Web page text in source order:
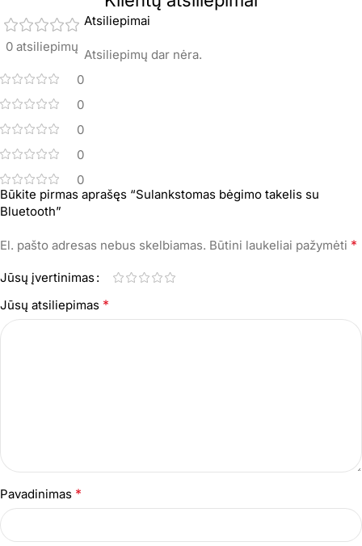
0 atsiliepimų
0
0
0
0
0
Atsiliepimai
Atsiliepimų dar nėra.
Būkite pirmas aprašęs “Sulankstomas bėgimo takelis su
Bluetooth”
El. pašto adresas nebus skelbiamas. Būtini laukeliai pažymėti *
Jūsų įvertinimas
Jūsų atsiliepimas *
Pavadinimas *